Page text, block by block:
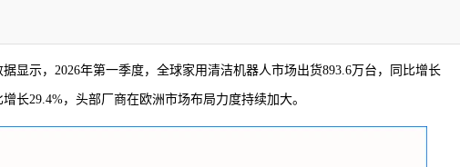
显示，2026年第一季度，全球家用清洁机器人市场出货893.6万台，同比增长
长29.4%，头部厂商在欧洲市场布局力度持续加大。